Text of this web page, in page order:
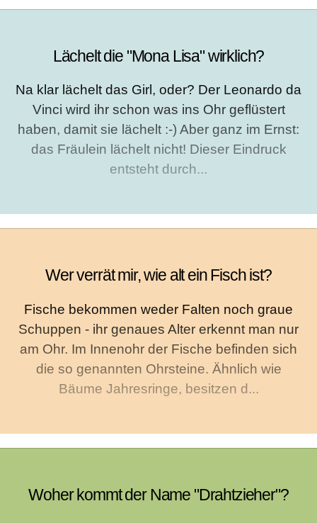
Lächelt die "Mona Lisa" wirklich?
Na klar lächelt das Girl, oder? Der Leonardo da
Vinci wird ihr schon was ins Ohr geflüstert
haben, damit sie lächelt :-) Aber ganz im Ernst:
das Fräulein lächelt nicht! Dieser Eindruck
entsteht durch...
Wer verrät mir, wie alt ein Fisch ist?
Fische bekommen weder Falten noch graue
Schuppen - ihr genaues Alter erkennt man nur
am Ohr. Im Innenohr der Fische befinden sich
die so genannten Ohrsteine. Ähnlich wie
Bäume Jahresringe, besitzen d...
Woher kommt der Name "Drahtzieher"?